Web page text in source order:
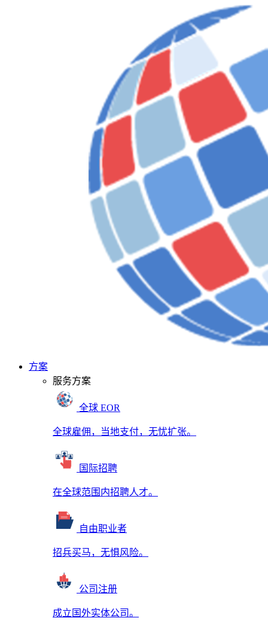
方案
服务方案
全球 EOR
全球雇佣，当地支付，无忧扩张。
国际招聘
在全球范围内招聘人才。
自由职业者
招兵买马，无惧风险。
公司注册
成立国外实体公司。